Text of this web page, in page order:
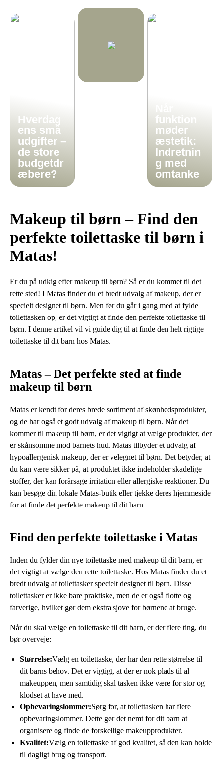
Hverdag
ens små
udgifter –
de store
budgetdr
æbere?
funktion
møder
æstetik:
Indretnin
g med
omtanke
Makeup til børn – Find den
perfekte toilettaske til børn i
Matas!
Er du på udkig efter makeup til børn? Så er du kommet til det
rette sted! I Matas finder du et bredt udvalg af makeup, der er
specielt designet til børn. Men før du går i gang med at fylde
toilettasken op, er det vigtigt at finde den perfekte toilettaske til
børn. I denne artikel vil vi guide dig til at finde den helt rigtige
toilettaske til dit barn hos Matas.
Matas – Det perfekte sted at finde
makeup til børn
Matas er kendt for deres brede sortiment af skønhedsprodukter,
og de har også et godt udvalg af makeup til børn. Når det
kommer til makeup til børn, er det vigtigt at vælge produkter, der
er skånsomme mod barnets hud. Matas tilbyder et udvalg af
hypoallergenisk makeup, der er velegnet til børn. Det betyder, at
du kan være sikker på, at produktet ikke indeholder skadelige
stoffer, der kan forårsage irritation eller allergiske reaktioner. Du
kan besøge din lokale Matas-butik eller tjekke deres hjemmeside
for at finde det perfekte makeup til dit barn.
Find den perfekte toilettaske i Matas
Inden du fylder din nye toilettaske med makeup til dit barn, er
det vigtigt at vælge den rette toilettaske. Hos Matas finder du et
bredt udvalg af toilettasker specielt designet til børn. Disse
toilettasker er ikke bare praktiske, men de er også flotte og
farverige, hvilket gør dem ekstra sjove for børnene at bruge.
Når du skal vælge en toilettaske til dit barn, er der flere ting, du
bør overveje:
Størrelse:Vælg en toilettaske, der har den rette størrelse til
dit barns behov. Det er vigtigt, at der er nok plads til al
makeuppen, men samtidig skal tasken ikke være for stor og
klodset at have med.
Opbevaringslommer:Sørg for, at toilettasken har flere
opbevaringslommer. Dette gør det nemt for dit barn at
organisere og finde de forskellige makeupprodukter.
Kvalitet:Vælg en toilettaske af god kvalitet, så den kan holde
til dagligt brug og transport.